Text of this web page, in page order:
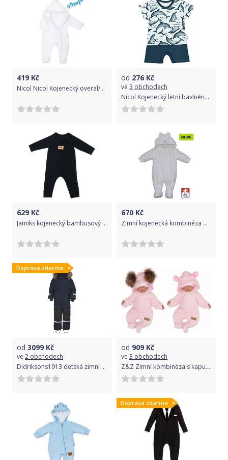
419 Kč
Nicol Nicol Kojenecký overal/kombinéza žakár Baletka s kapucí - bílý, vel. 68 68 (4-6m)
od 276 Kč
ve 3 obchodech
Nicol Kojenecký letní bavlněný overal Nicol Dolphin Modrá 74 (6-9m)
629 Kč
Jamiks kojenecký bambusový overal RUBBLE - JWE048 - 1 Velikost: 62
670 Kč
Zimní kojenecká kombinéza Dětský svět BEAR bílá vel.56
Doprava zdarma
od 3099 Kč
ve 2 obchodech
Didriksons1913 dětská zimní kombinéza D1913 Bjornen 503834-039 80 tmavě modrá
od 909 Kč
ve 3 obchodech
Z&Z Zimní kombinéza s kapucí s oušky nebo s kožešinovými bambulkami 2v1 - růžová, vel. 62
Doprava zdarma